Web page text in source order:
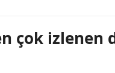
çok izlenen